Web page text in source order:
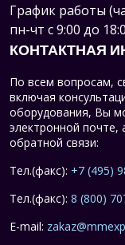
График работы
пн-чт с 9:00 до
КОНТАКТНАЯ
По всем вопросам,
включая
оборудования, Вы
электронной
обратной связи:
Тел.(факс): +7 (495)
Тел.(факс): 8 (800)
E-mail: